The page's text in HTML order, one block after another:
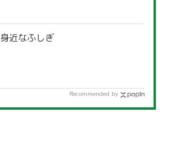
身近なふしぎ
Recommended by